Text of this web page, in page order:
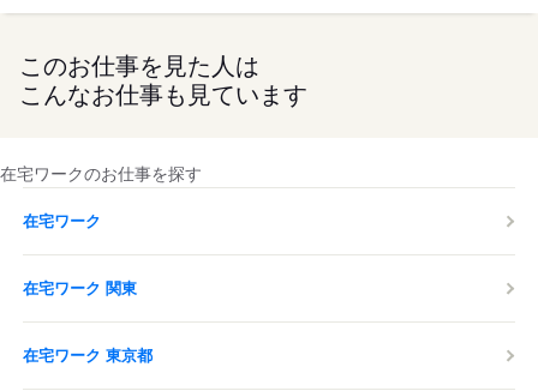
このお仕事を見た人は
こんなお仕事も見ています
在宅ワークのお仕事を探す
在宅ワーク
在宅ワーク 関東
在宅ワーク 東京都